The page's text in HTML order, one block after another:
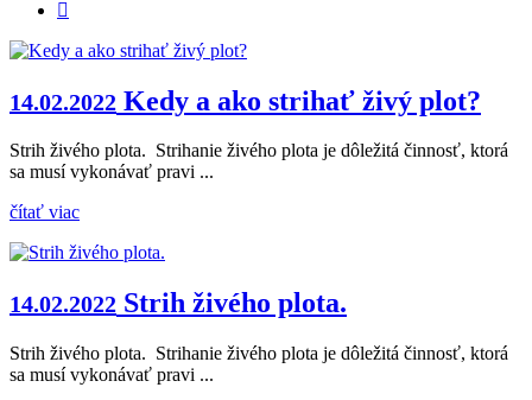
14.02.2022 Kedy a ako strihať živý plot?
Strih živého plota. Strihanie živého plota je dôležitá činnosť, ktorá
sa musí vykonávať pravi ...
čítať viac
14.02.2022 Strih živého plota.
Strih živého plota. Strihanie živého plota je dôležitá činnosť, ktorá
sa musí vykonávať pravi ...